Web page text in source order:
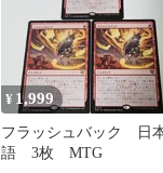
¥ 1,999
フラッシュバック 日
語 3枚 MTG